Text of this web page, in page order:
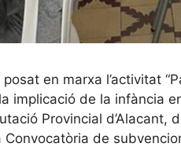
en marxa l’activitat
implicació de la infància
Provincial d’Alacant,
Convocatòria de